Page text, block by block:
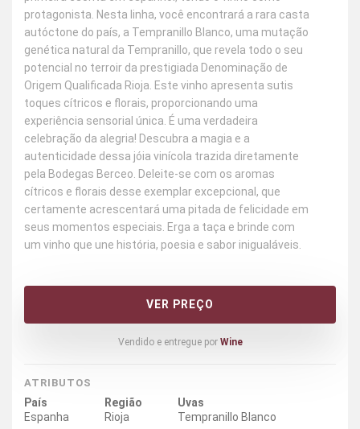
protagonista. Nesta linha, você encontrará a rara casta
autóctone do país, a Tempranillo Blanco, uma mutação
genética natural da Tempranillo, que revela todo o seu
potencial no terroir da prestigiada Denominação de
Origem Qualificada Rioja. Este vinho apresenta sutis
toques cítricos e florais, proporcionando uma
experiência sensorial única. É uma verdadeira
celebração da alegria! Descubra a magia e a
autenticidade dessa jóia vinícola trazida diretamente
pela Bodegas Berceo. Deleite-se com os aromas
cítricos e florais desse exemplar excepcional, que
certamente acrescentará uma pitada de felicidade em
seus momentos especiais. Erga a taça e brinde com
um vinho que une história, poesia e sabor inigualáveis.
VER PREÇO
Vendido e entregue por Wine
ATRIBUTOS
País
Espanha
Região
Rioja
Uvas
Tempranillo Blanco